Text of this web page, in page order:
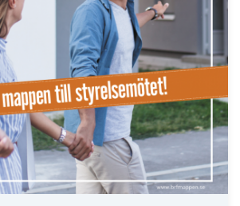
LÄS BRF-MAPPEN >>
Nyhetsbrev
med de senasteBRF-nyheterna